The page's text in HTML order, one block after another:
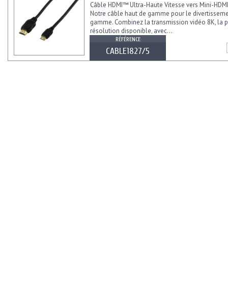
Câble HDMI™ Ultra-Haute Vitesse vers Mini-
Notre câble haut de gamme pour le
gamme. Combinez la transmission vidéo 8K, la
résolution disponible, avec...
RÉFÉRENCE
CABLE1827/5